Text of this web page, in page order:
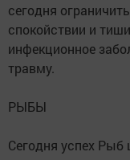
сегодня
спокойствии и
инфекционное
травму.
РЫБЫ
Сегодня успех Рыб